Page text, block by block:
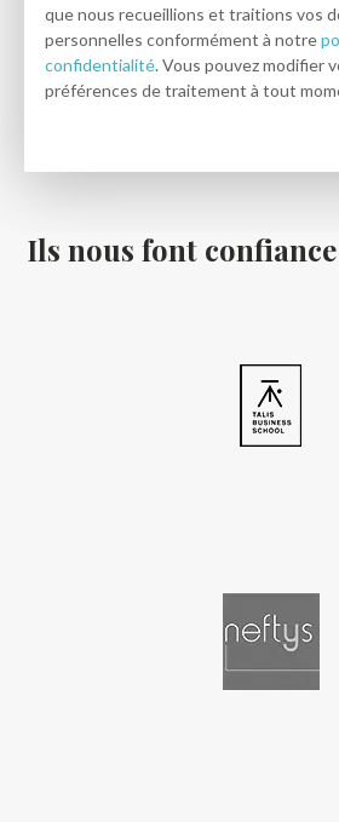
que nous recueillions et traitions vos
personnelles conformément à notre
confidentialité. Vous pouvez modifier
préférences de traitement à tout
Ils nous font confiance